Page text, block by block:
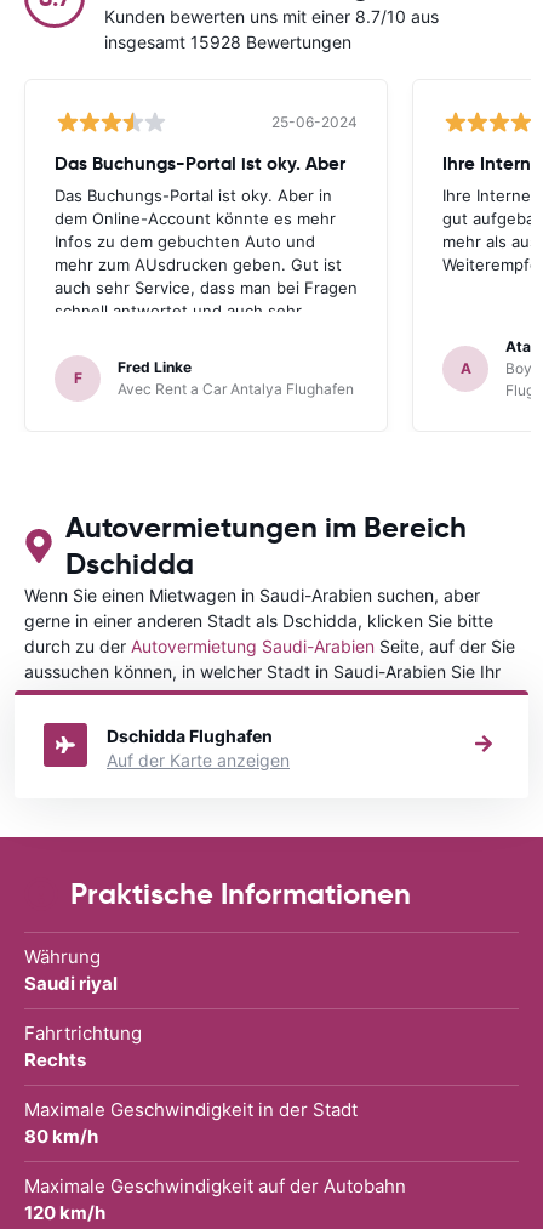
Kunden bewerten uns mit einer 8.7/10 aus
insgesamt 15928 Bewertungen
25-06-2024
Das Buchungs-Portal ist oky. Aber
Das Buchungs-Portal ist oky. Aber in
dem Online-Account könnte es mehr
Infos zu dem gebuchten Auto und
mehr zum AUsdrucken geben. Gut ist
auch sehr Service, dass man bei Fragen
schnell antwortet und auch sehr
gute Erfahrung. Deshalb habe ich Sie
als meinen Lieblings-Mietautovermittler
auch für künftige Buchungen
F
Fred Linke
Avec Rent a Car Antalya Flughafen
Ihre
gut
mehr als
A
Autovermietungen im Bereich
Dschidda
Wenn Sie einen Mietwagen in Saudi-Arabien suchen, aber
gerne in einer anderen Stadt als Dschidda, klicken Sie bitte
durch zu der Autovermietung Saudi-Arabien Seite, auf der Sie
aussuchen können, in welcher Stadt in Saudi-Arabien Sie Ihr
Fahrzeug mieten wollen.
Dschidda Flughafen
Auf der Karte anzeigen
Praktische Informationen
Währung
Saudi riyal
Fahrtrichtung
Rechts
Maximale Geschwindigkeit in der Stadt
80 km/h
Maximale Geschwindigkeit auf der Autobahn
120 km/h